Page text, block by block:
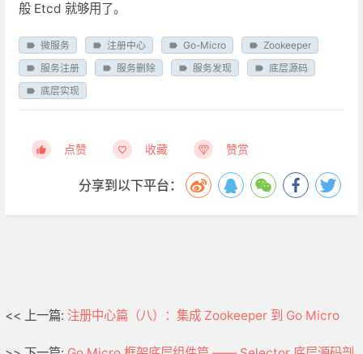
般 Etcd 就够用了。
微服务 注册中心 Go-Micro
Zookeeper
服务注册
服务删除 服务发现
底层源码
底层实现
点赞 收藏 赞赏
分享到以下平台：
<< 上一篇: 注册中心篇（八）：集成 Zookeeper 到 Go Micro